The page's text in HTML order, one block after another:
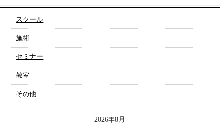
スクール
施術
セミナー
教室
その他
2026年8月